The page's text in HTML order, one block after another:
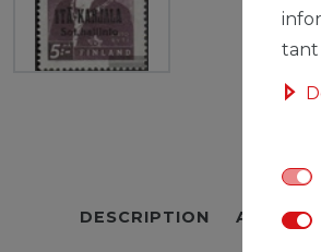
DESCRIPTION AUTRES
tant